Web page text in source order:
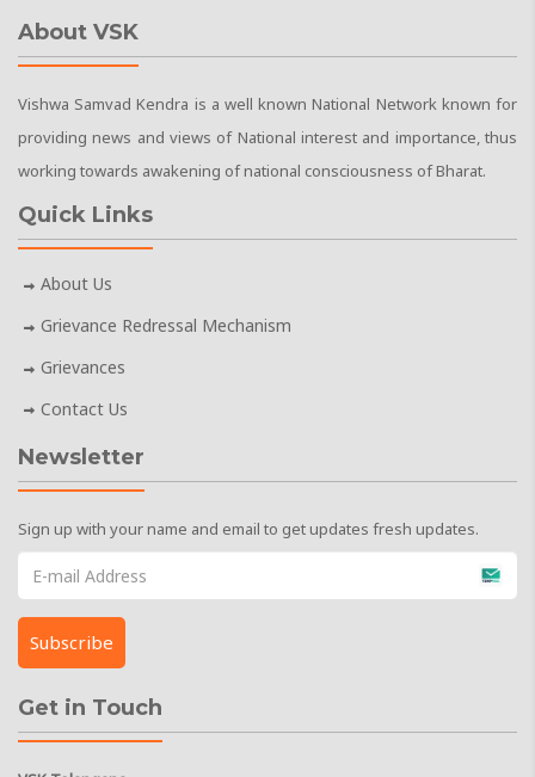
About VSK
Vishwa Samvad Kendra is a well known National Network known for
providing news and views of National interest and importance, thus
working towards awakening of national consciousness of Bharat.
Quick Links
About Us
Grievance Redressal Mechanism
Grievances
Contact Us
Newsletter
Sign up with your name and email to get updates fresh updates.
Get in Touch